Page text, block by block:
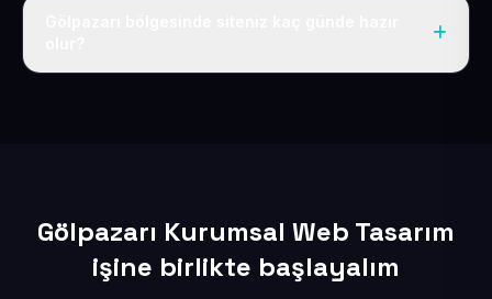
Gölpazarı Kurumsal Web Tasarım
işine birlikte başlayalım